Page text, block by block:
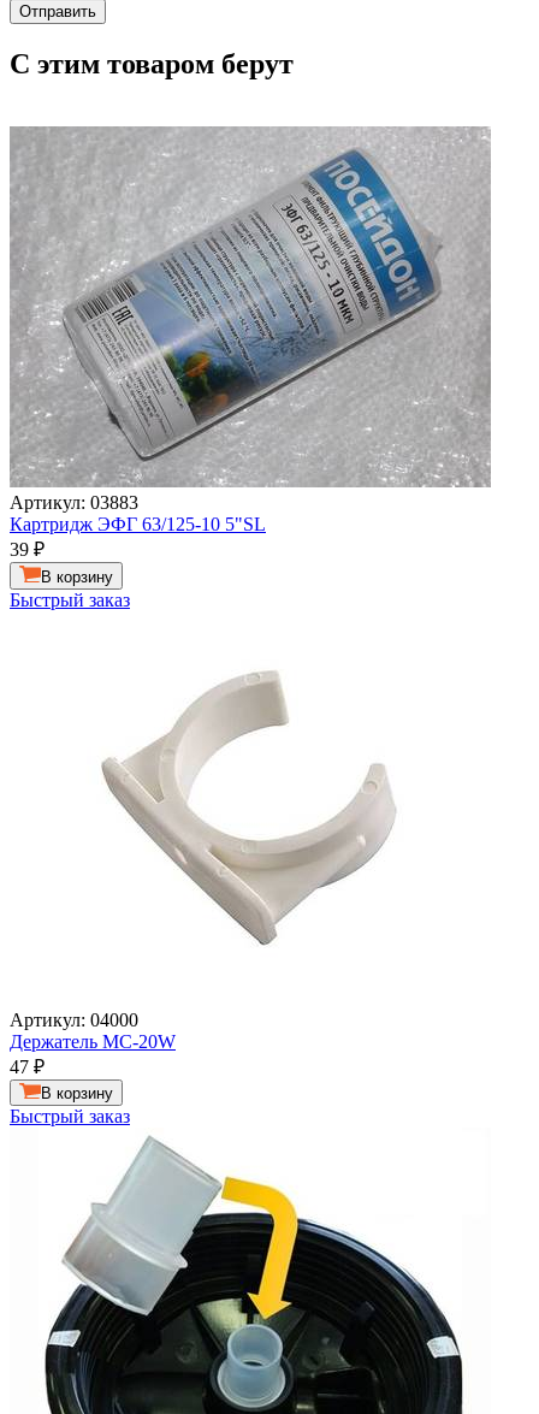
С этим товаром берут
Артикул: 03883
Картридж ЭФГ 63/125-10 5"SL
39 ₽
В корзину
Быстрый заказ
Артикул: 04000
Держатель MC-20W
47 ₽
В корзину
Быстрый заказ